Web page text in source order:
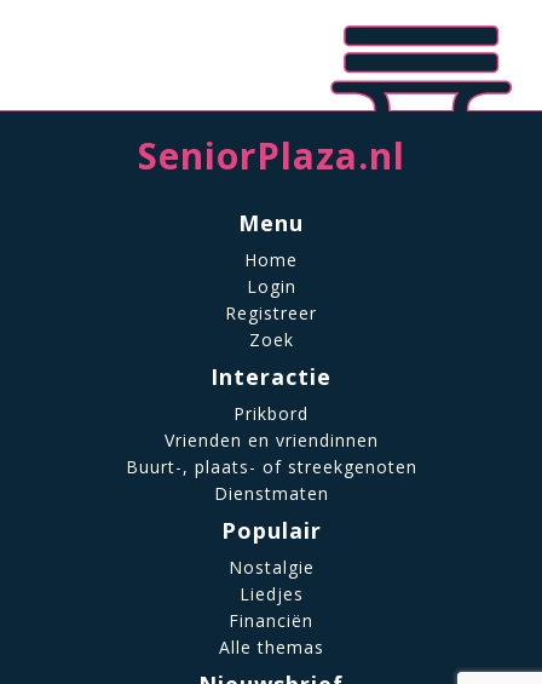
SeniorPlaza.nl
Menu
Home
Login
Registreer
Zoek
Interactie
Prikbord
Vrienden en vriendinnen
Buurt-, plaats- of streekgenoten
Dienstmaten
Populair
Nostalgie
Liedjes
Financiën
Alle themas